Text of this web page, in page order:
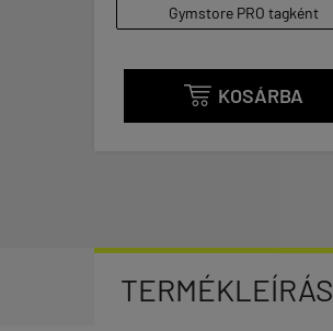
Gymstore PRO tagként
 KOSÁRBA
TERMÉKLEÍRÁS